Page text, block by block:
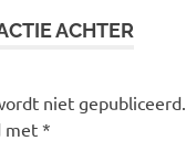
ACHTER
niet gepubliceerd.
met *